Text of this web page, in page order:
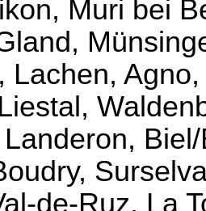
Muri bei
Lachen,
de-Ruz, La